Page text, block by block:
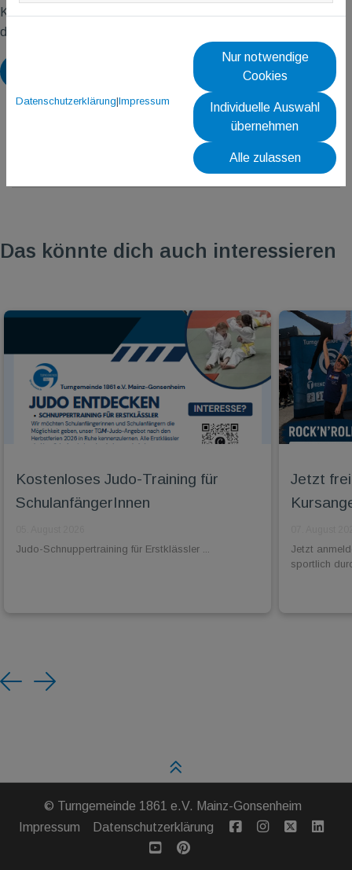
Klicke einfach auf den Flyer oben, um direkt zur Anmeldeseite
des Kurses zu gelangen.
Das könnte dich auch interessieren
Kostenloses Judo-Training für
SchulanfängerInnen
Judo-Schnuppertraining für Erstklässler ...
Jetzt
Jetzt
sportlich
Previous
Next
© Turngemeinde 1861 e.V. Mainz-Gonsenheim
Impressum
Datenschutzerklärung
Datenschutzerklärung|Impressum
Nur notwendige
Cookies
Individuelle Auswahl
übernehmen
Alle zulassen